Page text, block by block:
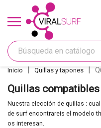
Ofertas y
Shape
Lijar
Inicio Quillas y tapones
Quillas
Nuestra elección de quillas :
de surf encontrareis el modelo
os interesan.